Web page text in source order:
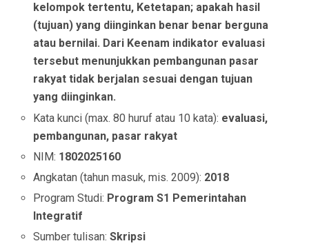
kelompok tertentu, Ketetapan; apakah hasil
(tujuan) yang diinginkan benar benar berguna
atau bernilai. Dari Keenam indikator evaluasi
tersebut menunjukkan pembangunan pasar
rakyat tidak berjalan sesuai dengan tujuan
yang diinginkan.
Kata kunci (max. 80 huruf atau 10 kata): evaluasi,
pembangunan, pasar rakyat
NIM: 1802025160
Angkatan (tahun masuk, mis. 2009): 2018
Program Studi: Program S1 Pemerintahan
Integratif
Sumber tulisan:Skripsi